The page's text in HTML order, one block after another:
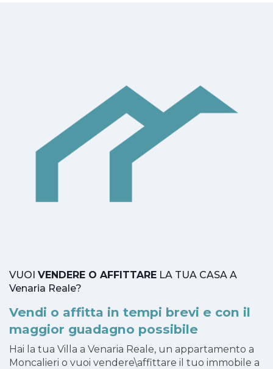
VUOI VENDERE O AFFITTARE LA TUA CASA A
Venaria Reale?
Vendi o affitta in tempi brevi e con il
maggior guadagno possibile
Hai la tua Villa a Venaria Reale, un appartamento a
Moncalieri o vuoi vendere\affittare il tuo immobile a